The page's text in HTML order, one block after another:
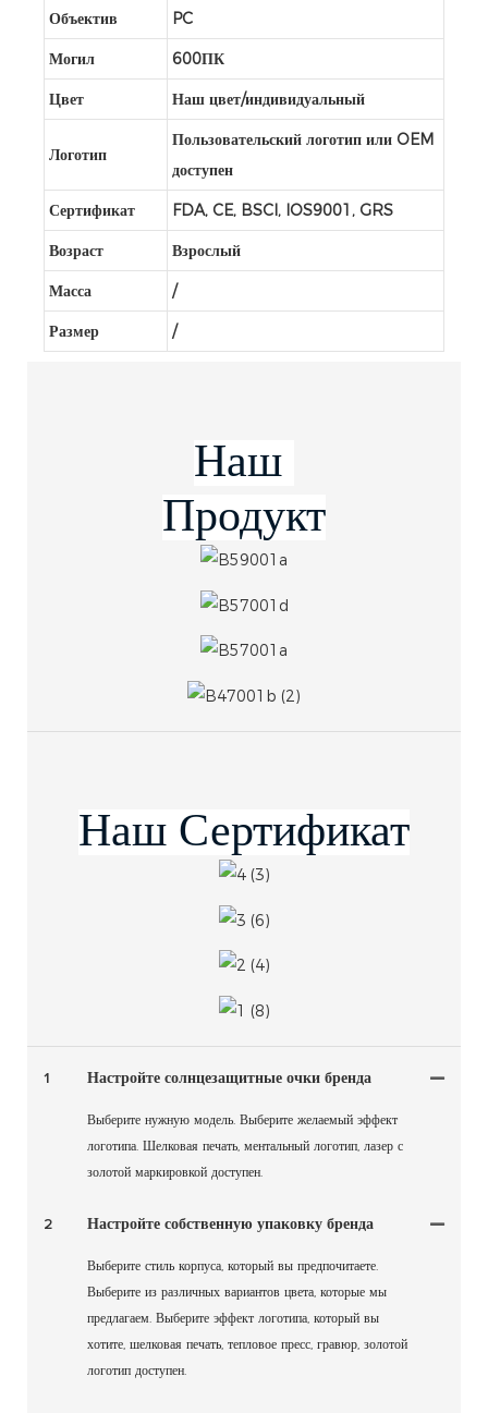
Объектив PC
Могил 600ПК
Цвет Наш цвет/индивидуальный
Логотип
Пользовательский логотип или OEM
доступен
Сертификат FDA, CE, BSCI, IOS9001, GRS
Возраст Взрослый
Масса /
Размер /
Продукт
1 Настройте солнцезащитные очки бренда
Выберите нужную модель. Выберите желаемый эффект
логотипа. Шелковая печать, ментальный логотип, лазер с
золотой маркировкой доступен.
2 Настройте собственную упаковку бренда
Выберите стиль корпуса, который вы предпочитаете.
Выберите из различных вариантов цвета, которые мы
предлагаем. Выберите эффект логотипа, который вы
хотите, шелковая печать, тепловое пресс, гравюр, золотой
логотип доступен.